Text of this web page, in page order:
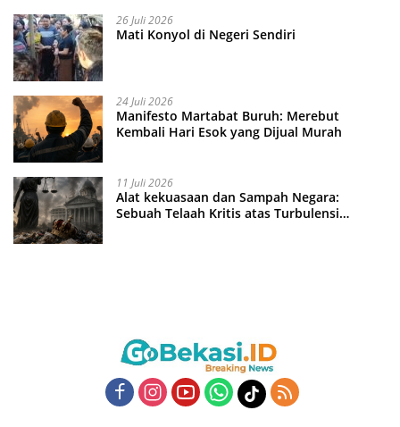
26 Juli 2026
Mati Konyol di Negeri Sendiri
24 Juli 2026
Manifesto Martabat Buruh: Merebut
Kembali Hari Esok yang Dijual Murah
11 Juli 2026
Alat kekuasaan dan Sampah Negara:
Sebuah Telaah Kritis atas Turbulensi